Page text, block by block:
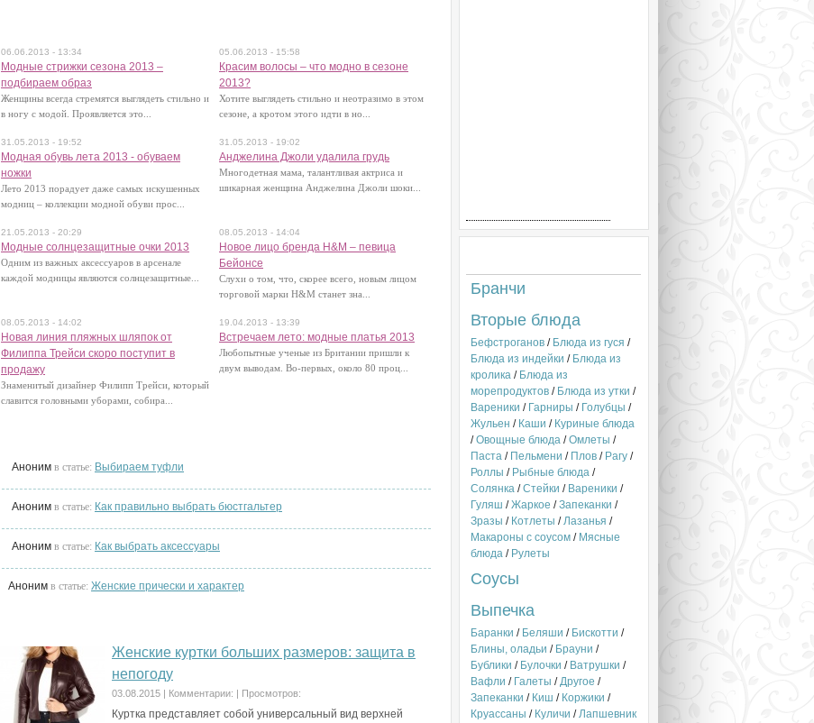
06.06.2013 - 13:34
Модные стрижки сезона 2013 –
подбираем образ
Женщины всегда стремятся выглядеть стильно и
в ногу с модой. Проявляется это...
05.06.2013 - 15:58
Красим волосы – что модно в сезоне
2013?
Хотите выглядеть стильно и неотразимо в этом
сезоне, а кротом этого идти в но...
31.05.2013 - 19:52
Модная обувь лета 2013 - обуваем
ножки
Лето 2013 порадует даже самых искушенных
модниц – коллекции модной обуви прос...
31.05.2013 - 19:02
Анджелина Джоли удалила грудь
Многодетная мама, талантливая актриса и
шикарная женщина Анджелина Джоли шоки...
21.05.2013 - 20:29
Модные солнцезащитные очки 2013
Одним из важных аксессуаров в арсенале
каждой модницы являются солнцезащитные...
08.05.2013 - 14:04
Новое лицо бренда H&M – певица
Бейонсе
Слухи о том, что, скорее всего, новым лицом
торговой марки H&M станет зна...
08.05.2013 - 14:02
Новая линия пляжных шляпок от
Филиппа Трейси скоро поступит в
продажу
Знаменитый дизайнер Филипп Трейси, который
славится головными уборами, собира...
19.04.2013 - 13:39
Встречаем лето: модные платья 2013
Любопытные ученые из Британии пришли к
двум выводам. Во-первых, около 80 проц...
Аноним в статье: Выбираем туфли
Аноним в статье: Как правильно выбрать бюстгальтер
Аноним в статье: Как выбрать аксессуары
Аноним в статье: Женские прически и характер
Женские куртки больших размеров: защита в
непогоду
03.08.2015 | Комментарии: | Просмотров:
Куртка представляет собой универсальный вид верхней
Бранчи
Вторые блюда
Бефстроганов / Блюда из гуся /
Блюда из индейки / Блюда из
кролика / Блюда из
морепродуктов / Блюда из утки /
Вареники / Гарниры / Голубцы /
Жульен / Каши / Куриные блюда
/Овощные блюда /Омлеты /
Паста / Пельмени / Плов / Рагу /
Роллы / Рыбные блюда /
Солянка /Стейки / Вареники /
Гуляш /Жаркое /Запеканки /
Зразы / Котлеты /Лазанья /
Макароны с соусом / Мясные
блюда / Рулеты
Соусы
Выпечка
Баранки / Беляши / Бискотти /
Блины, оладьи / Брауни /
Бублики / Булочки / Ватрушки /
Вафли / Галеты /Другое /
Запеканки / Киш / Коржики /
Круассаны / Куличи /Лапшевник